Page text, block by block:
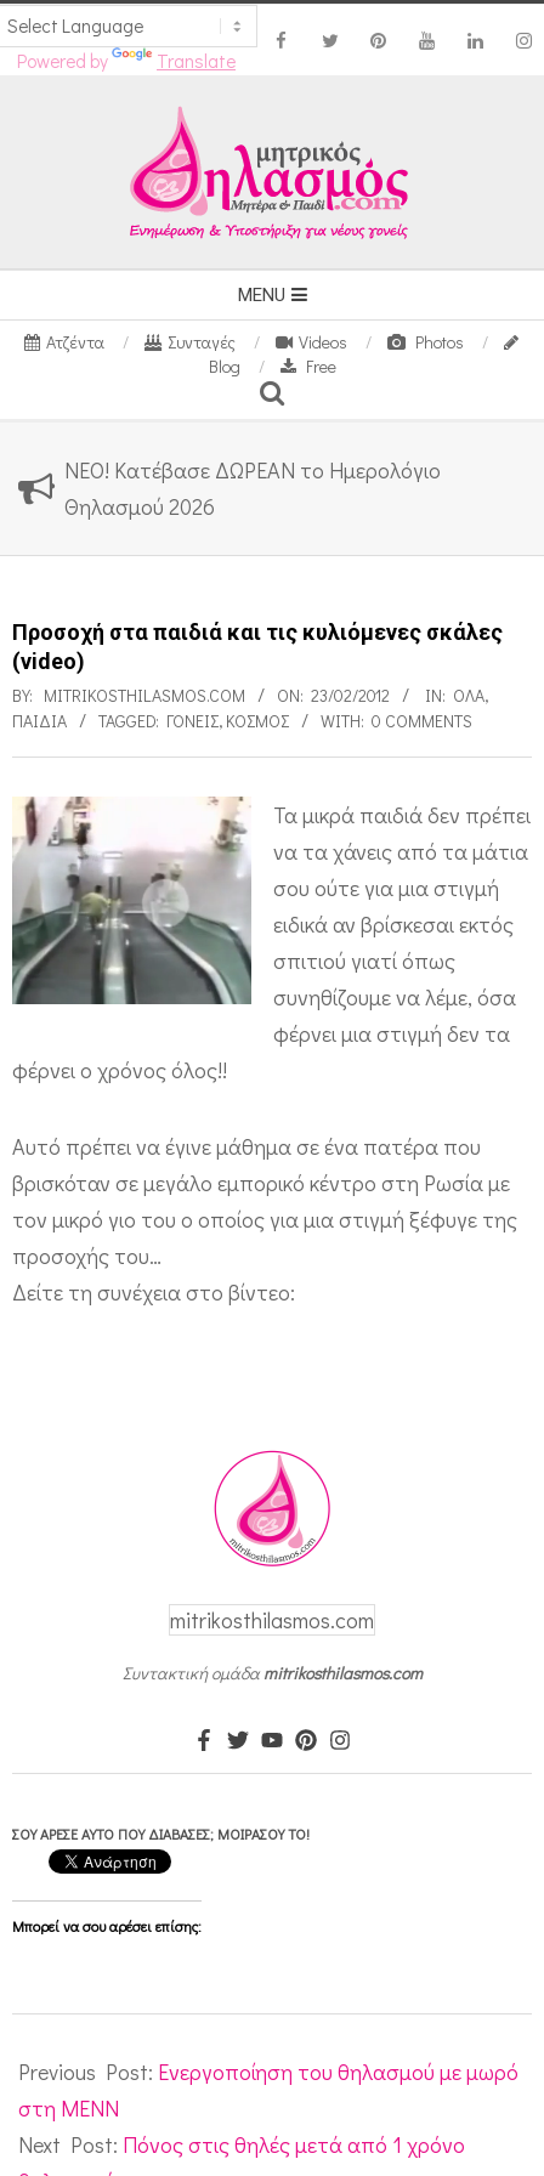
Powered by Translate
Navigation
Menu
MENU
Ατζέντα Συνταγές Videos
Photos
Blog
Free
Search
ΝΕΟ! Κατέβασε ΔΩΡΕΑΝ το Ημερολόγιο
Θηλασμού 2026
Προσοχή στα παιδιά και τις κυλιόμενες σκάλες
(video)
BY: MITRIKOSTHILASMOS.COM ON: 23/02/2012 IN: ΌΛΑ,
ΠΑΙΔΙΑ
TAGGED: ΓΟΝΕΊΣ, ΚΌΣΜΟΣ WITH: 0 COMMENTS
Π
ο
σ
ο
ή
τ
α
π
α
ι
λ
μ
ε
ε
σ
κ
ά
Τα μικρά παιδιά δεν πρέπει
να τα χάνεις από τα μάτια
σου ούτε για μια στιγμή
ειδικά αν βρίσκεσαι εκτός
σπιτιού γιατί όπως
συνηθίζουμε να λέμε, όσα
φέρνει μια στιγμή δεν τα
φέρνει ο χρόνος όλος!!
Αυτό πρέπει να έγινε μάθημα σε ένα πατέρα που
βρισκόταν σε μεγάλο εμπορικό κέντρο στη Ρωσία με
τον μικρό γιο του ο οποίος για μια στιγμή ξέφυγε της
προσοχής του…
Δείτε τη συνέχεια στο βίντεο:
mitrikosthilasmos.com
Συντακτική ομάδαmitrikosthilasmos.com
ΣΟΥ ΆΡΕΣΕ ΑΥΤΌ ΠΟΥ ΔΙΆΒΑΣΕΣ; ΜΟΙΡΆΣΟΥ ΤΟ!
Μπορεί να σου αρέσει επίσης:
02-
23
Previous Post: Ενεργοποίηση του θηλασμού με μωρό
στη ΜΕΝΝ
Next Post: Πόνος στις θηλές μετά από 1 χρόνο